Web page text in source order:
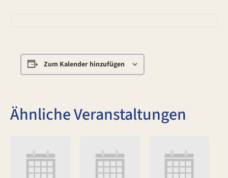
Zum Kalender hinzufügen
Ähnliche Veranstaltungen